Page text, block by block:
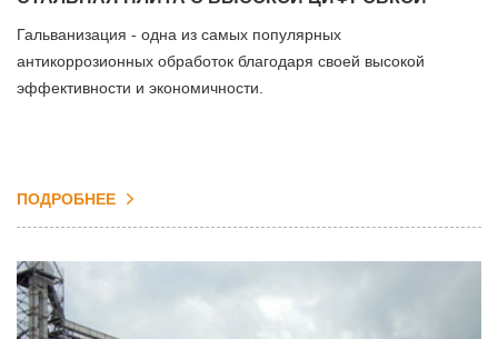
Гальванизация - одна из самых популярных
антикоррозионных обработок благодаря своей высокой
эффективности и экономичности.
ПОДРОБНЕЕ